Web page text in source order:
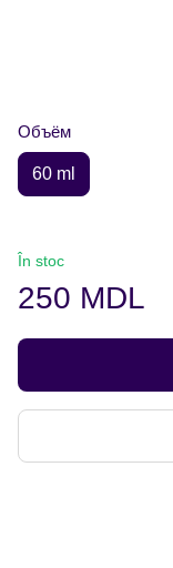
Объём
60 ml
În stoc
250 MDL